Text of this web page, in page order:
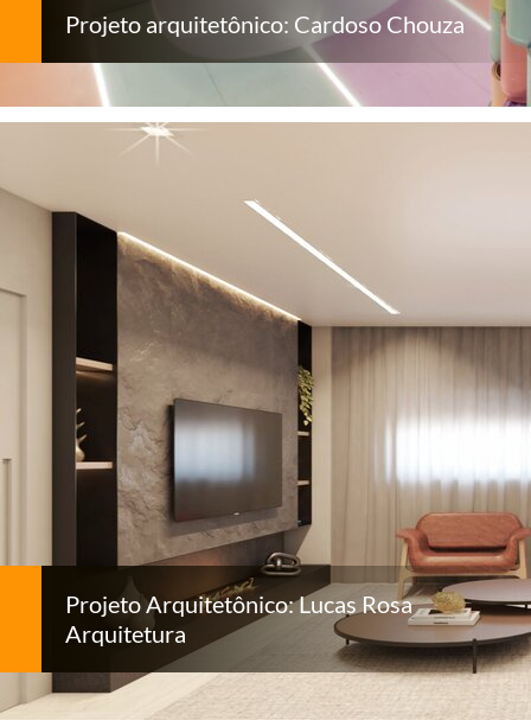
Projeto arquitetônico: Cardoso Chouza
Projeto Arquitetônico: Lucas Rosa
Arquitetura